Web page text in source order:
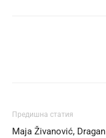
Предишна статия
Maja Živanović, Dragan